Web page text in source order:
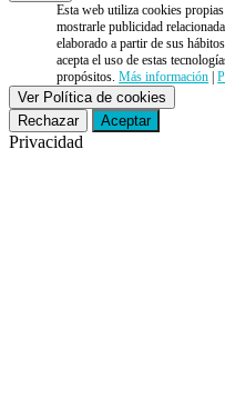
Esta web utiliza cookies
mostrarle publicidad
elaborado a partir de sus
acepta el uso de estas
propósitos.Más información |
Ver Política de cookies
Rechazar
Aceptar
Privacidad